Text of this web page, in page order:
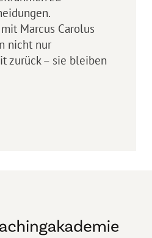
Marcus Carolus
nicht nur
zurück – sie bleiben